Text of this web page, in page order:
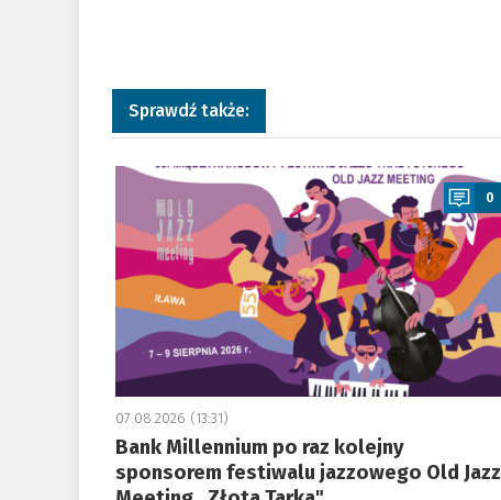
Sprawdź także:
a
0
07.08.2026 (13:31)
Bank Millennium po raz kolejny
sponsorem festiwalu jazzowego Old Jazz